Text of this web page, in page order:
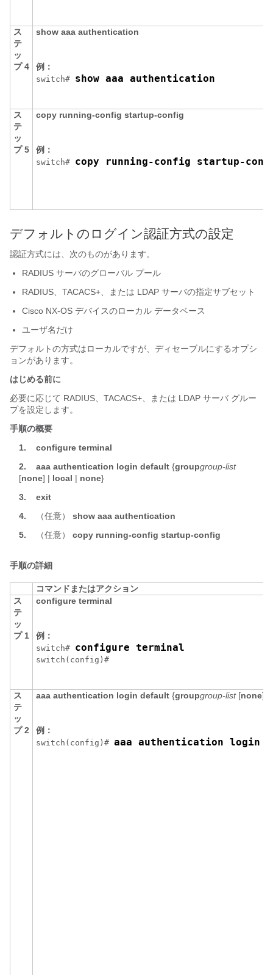
ス
テ
ッ
プ 4
show aaa authentication
例：
switch# show aaa authentication
ス
テ
ッ
プ 5
copy running-config startup-config
例：
switch# copy running-config startup-
デフォルトのログイン認証方式の設定
認証方式には、次のものがあります。
RADIUS サーバのグローバル プール
RADIUS、TACACS+、または LDAP サーバの指定サブセット
Cisco NX-OS デバイスのローカル データベース
ユーザ名だけ
デフォルトの方式はローカルですが、ディセーブルにするオプシ
ョンがあります。
はじめる前に
必要に応じて RADIUS、TACACS+、または LDAP サーバ グルー
プを設定します。
手順の概要
1.
configure terminal
2.
aaa authentication login default {groupgroup-list
[none] | local | none}
3.
exit
4. （任意） show aaa authentication
5. （任意） copy running-config startup-config
手順の詳細
コマンドまたはアクション
ス
テ
ッ
プ 1
configure terminal
例：
switch# configure terminal
switch(config)#
ス
テ
ッ
プ 2
aaa authentication login default {groupgroup-list[none] |
例：
switch(config)# aaa authentication login